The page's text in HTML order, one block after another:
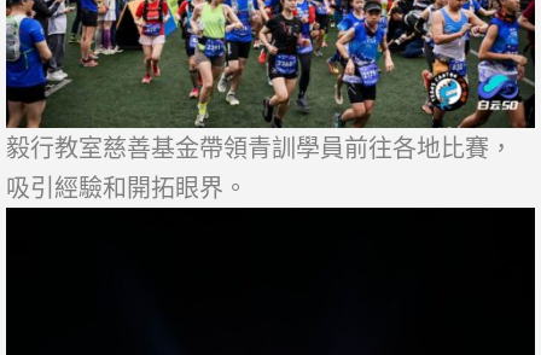
毅行教室慈善基金帶領青訓學員前往各地比賽，
吸引經驗和開拓眼界。